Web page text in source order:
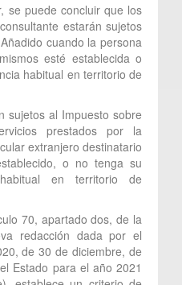
se puede concluir que los
estarán sujetos
cuando la persona
esté establecida o
habitual en territorio de
sujetos al Impuesto sobre
prestados por la
extranjero destinatario
o no tenga su
en territorio de
70, apartado dos, de la
redacción dada por el
de 30 de diciembre, de
Estado para el año 2021